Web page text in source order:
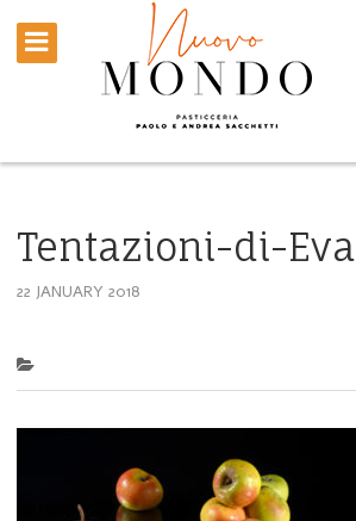
Tentazioni-di-Eva
22 JANUARY 2018